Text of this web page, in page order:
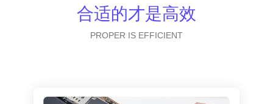
合适的才是高效
PROPER IS EFFICIENT